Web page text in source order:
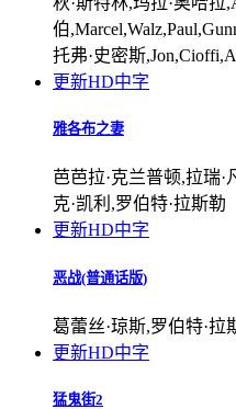
伯
托弗·史密斯
更新HD中字
雅各布之妻
芭芭拉·克兰普顿,拉瑞·
克·凯利,罗伯特·拉斯勒
更新HD中字
恶战(普通话版)
葛蕾丝·琼斯,罗伯特·拉
更新HD中字
猛鬼街2